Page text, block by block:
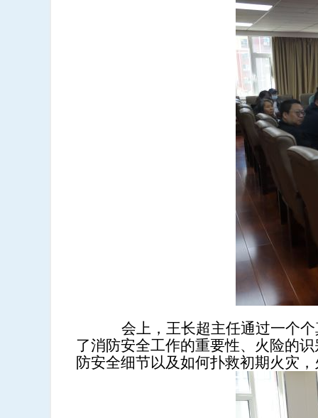
会上，王长超主任通过一个
了消防安全工作的重要性、火险的
防安全细节以及如何扑救初期火灾